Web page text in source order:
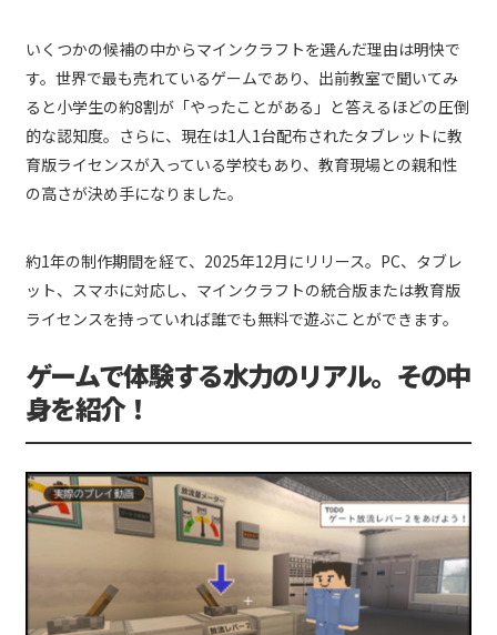
いくつかの候補の中からマインクラフトを選んだ理由は明快で
す。世界で最も売れているゲームであり、出前教室で聞いてみ
ると小学生の約8割が「やったことがある」と答えるほどの圧倒
的な認知度。さらに、現在は1人1台配布されたタブレットに教
育版ライセンスが入っている学校もあり、教育現場との親和性
の高さが決め手になりました。
約1年の制作期間を経て、2025年12月にリリース。PC、タブレ
ット、スマホに対応し、マインクラフトの統合版または教育版
ライセンスを持っていれば誰でも無料で遊ぶことができます。
ゲームで体験する水力のリアル。その中
身を紹介！